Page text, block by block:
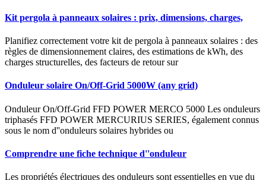
Kit pergola à panneaux solaires : prix, dimensions, charges,
Planifiez correctement votre kit de pergola à panneaux solaires : des
règles de dimensionnement claires, des estimations de kWh, des
charges structurelles, des facteurs de retour sur
Onduleur solaire On/Off-Grid 5000W (any grid)
Onduleur On/Off-Grid FFD POWER MERCO 5000 Les onduleurs
triphasés FFD POWER MERCURIUS SERIES, également connus
sous le nom d''onduleurs solaires hybrides ou
Comprendre une fiche technique d''onduleur
Les propriétés électriques des onduleurs sont essentielles en vue du